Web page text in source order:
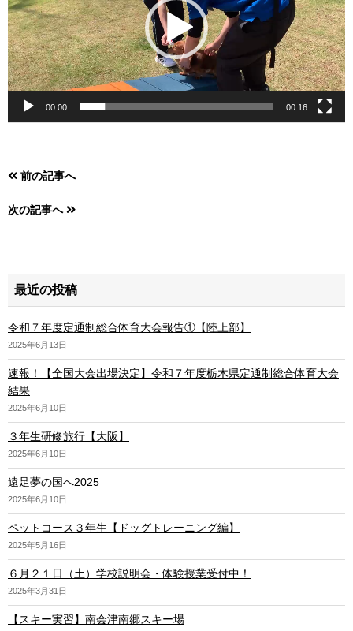
ー
ヤ
ー
00:00 00:16
前の記事へ
次の記事へ
最近の投稿
令和７年度定通制総合体育大会報告①【陸上部】
2025年6月13日
速報！【全国大会出場決定】令和７年度栃木県定通制総合体育大会
結果
2025年6月10日
３年生研修旅行【大阪】
2025年6月10日
遠足夢の国へ2025
2025年6月10日
ペットコース３年生【ドッグトレーニング編】
2025年5月16日
６月２１日（土）学校説明会・体験授業受付中！
2025年3月31日
【スキー実習】南会津南郷スキー場